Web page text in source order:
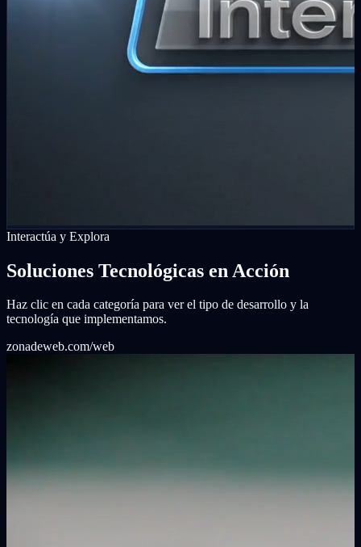
Interactúa y Explora
Soluciones Tecnológicas en Acción
Haz clic en cada categoría para ver el tipo de desarrollo y la
tecnología que implementamos.
zonadeweb.com/web